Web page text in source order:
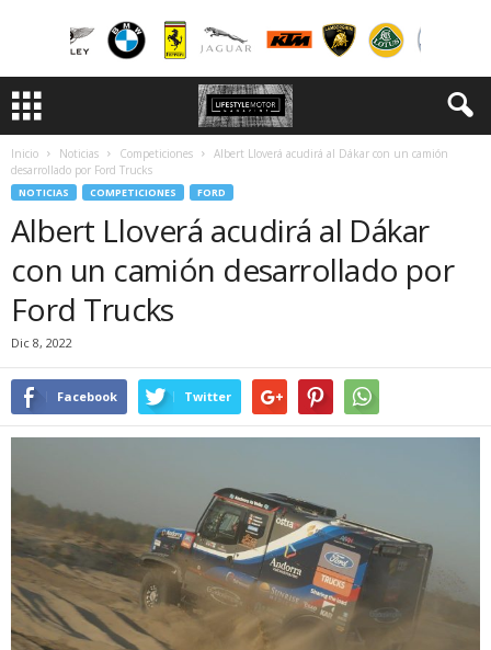
Inicio Noticias Competiciones
Albert Lloverá acudirá al Dákar con un camión
desarrollado por Ford Trucks
NOTICIAS COMPETICIONES FORD
Albert Lloverá acudirá al Dákar
con un camión desarrollado por
Ford Trucks
Dic 8, 2022
Facebook Twitter